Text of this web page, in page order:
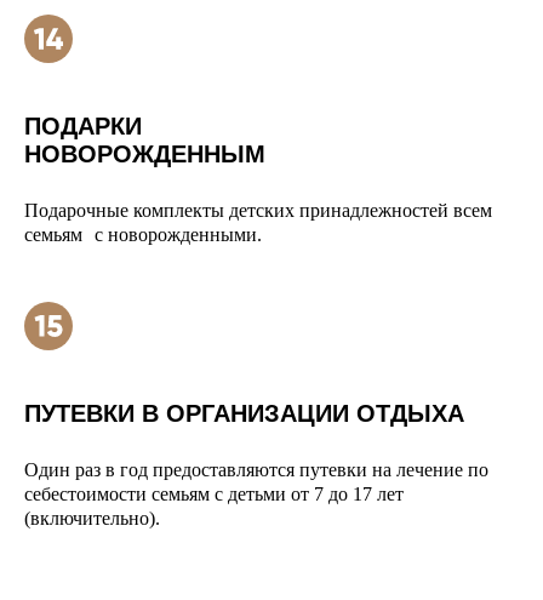
ПОДАРКИ
НОВОРОЖДЕННЫМ
Подарочные комплекты детских принадлежностей всем
семьям с новорожденными.
ПУТЕВКИ В ОРГАНИЗАЦИИ ОТДЫХА
Один раз в год предоставляются путевки на лечение по
себестоимости семьям с детьми от 7 до 17 лет
(включительно).